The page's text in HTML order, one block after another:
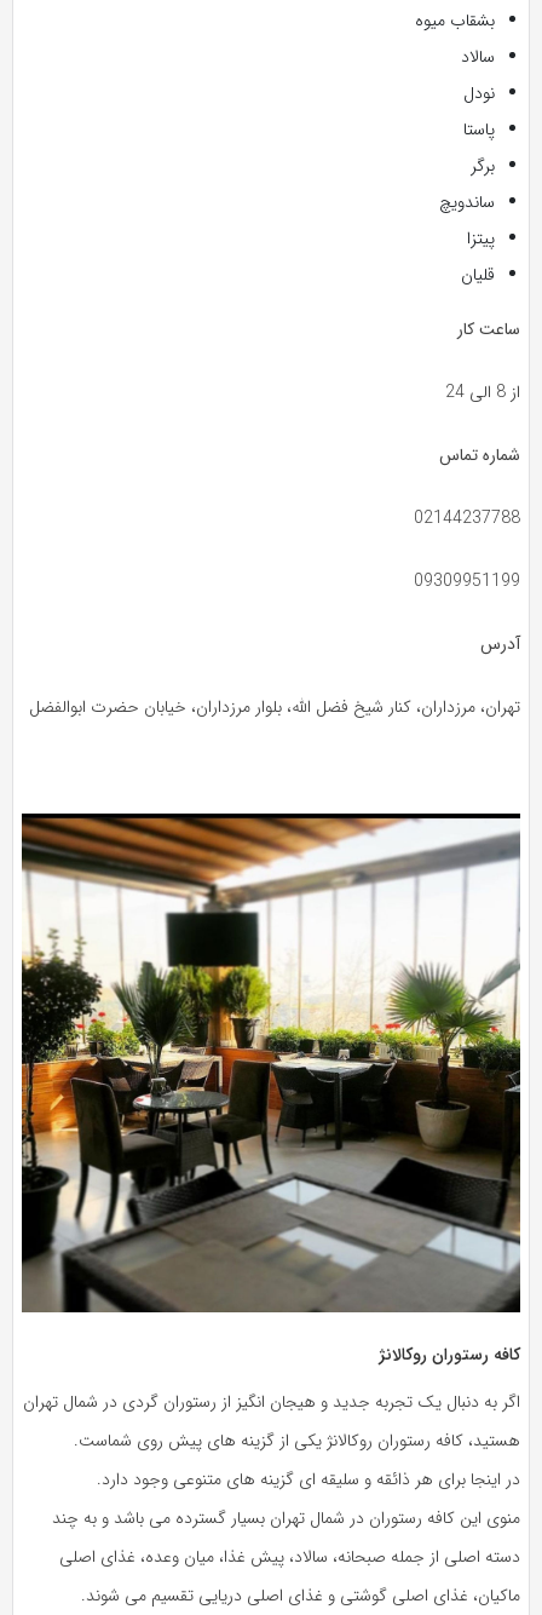
بشقاب میوه
سالاد
نودل
پاستا
برگر
ساندویچ
پیتزا
قلیان
ساعت کار
از 8 الی 24
شماره تماس
02144237788
09309951199
آدرس
تهران، مرزداران، کنار شیخ فضل الله، بلوار مرزداران، خیابان حضرت ابوالفضل
کافه رستوران روکالانژ
اگر به دنبال یک تجربه جدید و هیجان انگیز از رستوران گردی در شمال تهران
هستید، کافه رستوران روکالانژ یکی از گزینه های پیش روی شماست.
در اینجا برای هر ذائقه و سلیقه ای گزینه های متنوعی وجود دارد.
منوی این کافه رستوران در شمال تهران بسیار گسترده می باشد و به چند
دسته اصلی از جمله صبحانه، سالاد، پیش غذا، میان وعده، غذای اصلی
ماکیان، غذای اصلی گوشتی و غذای اصلی دریایی تقسیم می شوند.